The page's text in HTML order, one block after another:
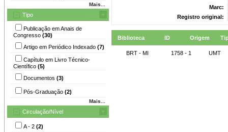
Mais...
Tipo
Publicação em Anais de
Congresso (30)
Artigo em Periódico Indexado (7)
Capítulo em Livro Técnico-
Científico (5)
Documentos (3)
Pós-Graduação (2)
Mais...
Circulação/Nível
A - 2 (2)
Marc:
Registro original:
Biblioteca ID Origem
BRT - MI 1758 - 1 UMT